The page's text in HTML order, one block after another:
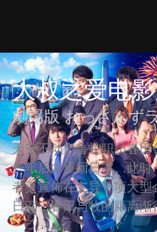
大叔之爱电
劇場版 おっさんず
天空不动产鲁蛇职员春
一年后才重回日本。此
者更宣佈在主导一项大
日深，春田与牧的距离